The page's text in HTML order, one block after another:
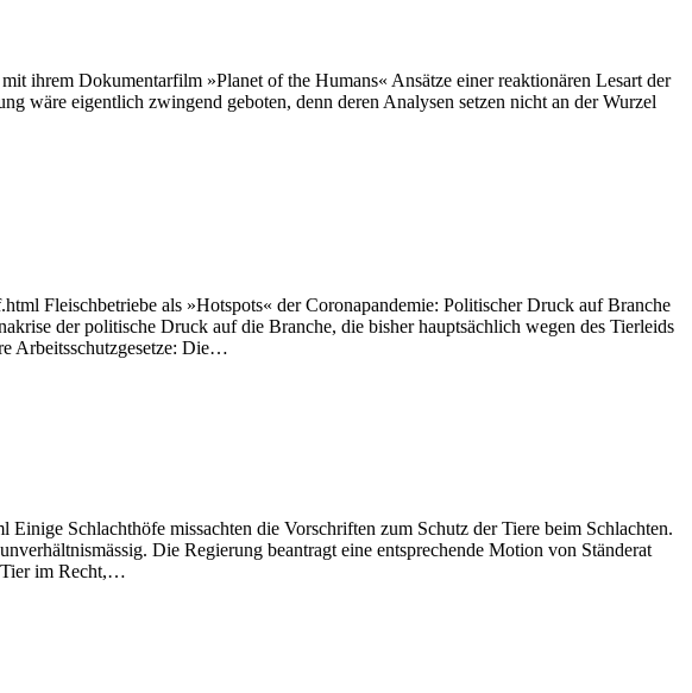
ihrem Dokumentarfilm »Planet of the Humans« Ansätze einer reaktionären Lesart der
wäre eigentlich zwingend geboten, denn deren Analysen setzen nicht an der Wurzel
Fleischbetriebe als »Hotspots« der Coronapandemie: Politischer Druck auf Branche
der politische Druck auf die Branche, die bisher hauptsächlich wegen des Tierleids
Arbeitsschutzgesetze: Die…
Schlachthöfe missachten die Vorschriften zum Schutz der Tiere beim Schlachten.
Die Regierung beantragt eine entsprechende Motion von Ständerat
Tier im Recht,…